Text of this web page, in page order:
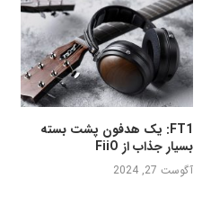
FT1: یک هدفون پشت بسته
بسیار جذاب از FiiO
آگوست 27, 2024